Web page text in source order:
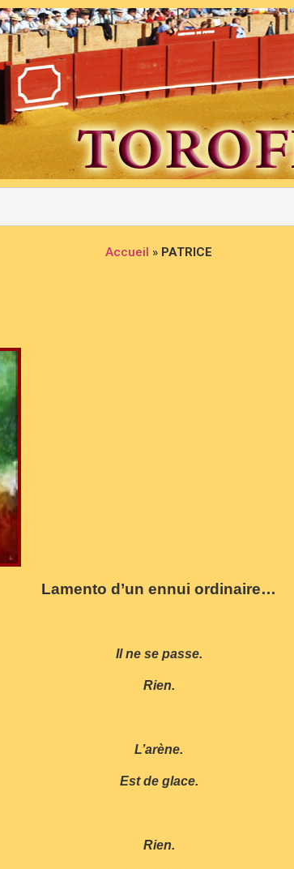
Accueil » PATRICE
Lamento d’un ennui ordinaire…
Il ne se passe.
Rien.
L’arène.
Est de glace.
Rien.